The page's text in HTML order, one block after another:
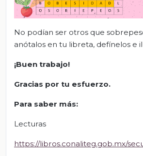
No podían ser otros que
anótalos en tu libreta, defínelos e
¡Buen trabajo!
Gracias por tu esfuerzo.
Para saber más:
Lecturas
https://libros.conaliteg.gob.mx/